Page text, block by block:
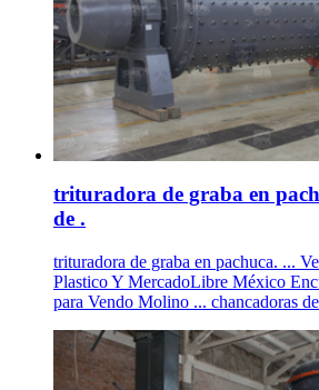
trituradora de graba en
de .
trituradora de graba en pachuca. ...
Plastico Y MercadoLibre México
para Vendo Molino ... chancadoras